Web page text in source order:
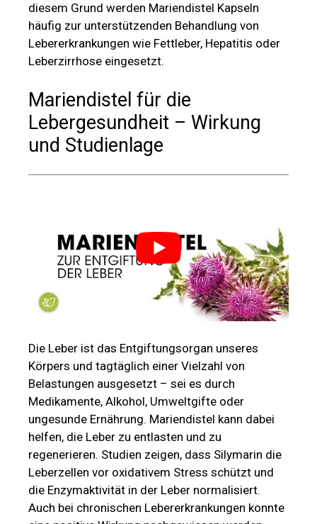
diesem Grund werden Mariendistel Kapseln
häufig zur unterstützenden Behandlung von
Lebererkrankungen wie Fettleber, Hepatitis oder
Leberzirrhose eingesetzt.
Mariendistel für die
Lebergesundheit – Wirkung
und Studienlage
Die Leber ist das Entgiftungsorgan unseres
Körpers und tagtäglich einer Vielzahl von
Belastungen ausgesetzt – sei es durch
Medikamente, Alkohol, Umweltgifte oder
ungesunde Ernährung. Mariendistel kann dabei
helfen, die Leber zu entlasten und zu
regenerieren. Studien zeigen, dass Silymarin die
Leberzellen vor oxidativem Stress schützt und
die Enzymaktivität in der Leber normalisiert.
Auch bei chronischen Lebererkrankungen konnte